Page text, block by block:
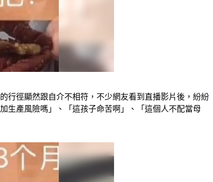
行徑顯然跟自介不相符，不少網友看到直播影片後，紛紛
生產風險嗎」、「這孩子命苦啊」、「這個人不配當母